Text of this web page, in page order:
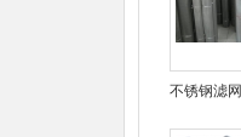
不锈钢滤网